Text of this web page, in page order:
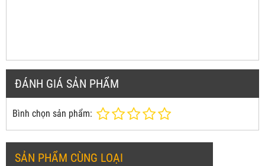
ĐÁNH GIÁ SẢN PHẨM
Bình chọn sản phẩm:
SẢN PHẨM CÙNG LOẠI